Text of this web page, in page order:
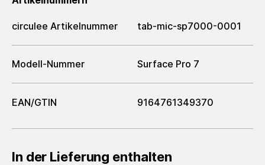
circulee Artikelnummer tab-mic-sp7000-0001
Modell-Nummer Surface Pro 7
EAN/GTIN 9164761349370
In der Lieferung enthalten